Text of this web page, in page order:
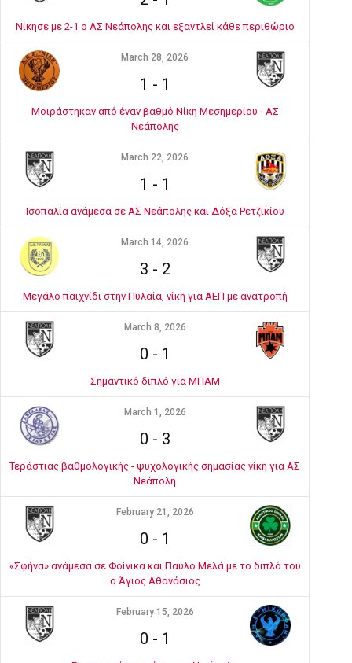
Νίκησε με 2-1 ο ΑΣ Νεάπολης και εξαντλεί κάθε περιθώριο
March 28, 2026
1 - 1
Μοιράστηκαν από έναν βαθμό Νίκη Μεσημερίου - ΑΣ
Νεάπολης
March 22, 2026
1 - 1
Ισοπαλία ανάμεσα σε ΑΣ Νεάπολης και Δόξα Ρετζικίου
March 14, 2026
3 - 2
Μεγάλο παιχνίδι στην Πυλαία, νίκη για ΑΕΠ με ανατροπή
March 8, 2026
0 - 1
Σημαντικό διπλό για ΜΠΑΜ
March 1, 2026
0 - 3
Τεράστιας βαθμολογικής - ψυχολογικής σημασίας νίκη για ΑΣ
Νεάπολη
February 21, 2026
0 - 1
«Σφήνα» ανάμεσα σε Φοίνικα και Παύλο Μελά με το διπλό του
ο Άγιος Αθανάσιος
February 15, 2026
0 - 1